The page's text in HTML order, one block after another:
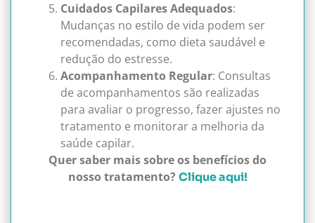
Cuidados Capilares Adequados:
Mudanças no estilo de vida podem ser
recomendadas, como dieta saudável e
redução do estresse.
Acompanhamento Regular: Consultas
de acompanhamentos são realizadas
para avaliar o progresso, fazer ajustes no
tratamento e monitorar a melhoria da
saúde capilar.
Quer saber mais sobre os benefícios do
nosso tratamento? Clique aqui!